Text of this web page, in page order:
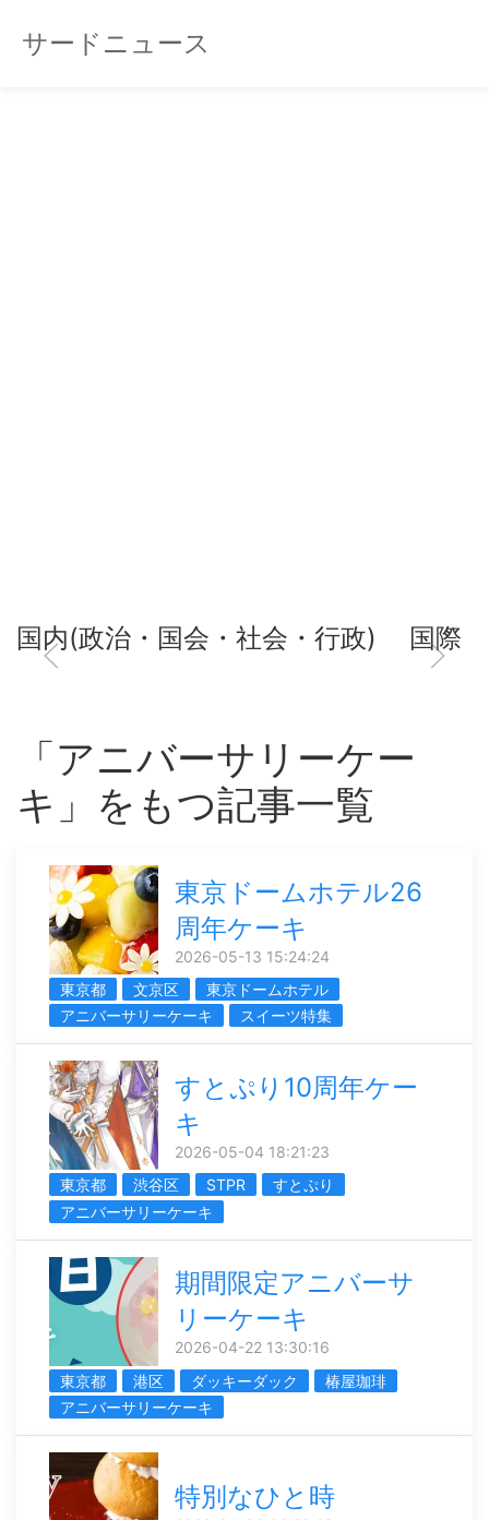
サードニュース
国内(政治・国会・社会・行政) 国際
「アニバーサリーケー
キ」をもつ記事一覧
東京ドームホテル26
周年ケーキ
2026-05-13 15:24:24
東京都
文京区
東京ドームホテル
アニバーサリーケーキ
スイーツ特集
すとぷり10周年ケー
キ
2026-05-04 18:21:23
東京都
渋谷区 STPR
すとぷり
アニバーサリーケーキ
期間限定アニバーサ
リーケーキ
2026-04-22 13:30:16
東京都
港区 ダッキーダック
椿屋珈琲
アニバーサリーケーキ
特別なひと時